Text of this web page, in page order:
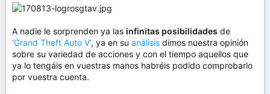
e
l
e
m
a
i
A nadie le sorprenden ya las infinitas posibilidades de
‘Grand Theft Auto V’, ya en su análisis dimos nuestra opinión
sobre su variedad de acciones y con el tiempo aquellos que
ya lo tengáis en vuestras manos habréis podido comprobarlo
por vuestra cuenta.